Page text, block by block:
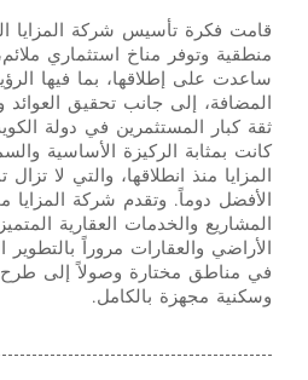
قامت فكرة تأسيس شركة المزايا
منطقية وتوفر مناخ استثماري
ساعدت على إطلاقها، بما فيها
المضافة، إلى جانب تحقيق العوائد
ثقة كبار المستثمرين في دولة
كانت بمثابة الركيزة الأساسية
المزايا منذ انطلاقها، والتي لا
الأفضل دوماً. وتقدم شركة
المشاريع والخدمات العقارية
الأراضي والعقارات مروراً
في مناطق مختارة وصولاً إلى طرح
وسكنية مجهزة بالكامل.